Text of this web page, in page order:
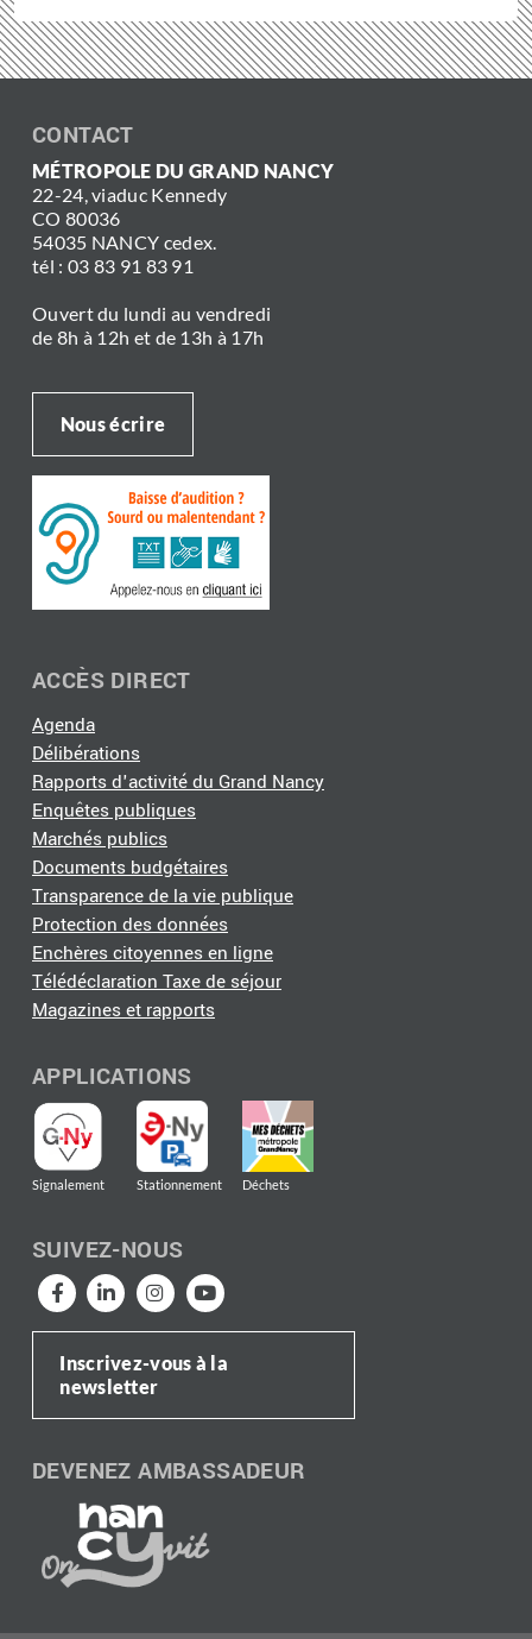
CONTACT
MÉTROPOLE DU GRAND NANCY
22-24, viaduc Kennedy
CO 80036
54035 NANCY cedex.
tél : 03 83 91 83 91
Ouvert du lundi au vendredi
de 8h à 12h et de 13h à 17h
Nous écrire
ACCÈS DIRECT
Agenda
Délibérations
Rapports d'activité du Grand Nancy
Enquêtes publiques
Marchés publics
Documents budgétaires
Transparence de la vie publique
Protection des données
Enchères citoyennes en ligne
Télédéclaration Taxe de séjour
Magazines et rapports
APPLICATIONS
Signalement Stationnement Déchets
SUIVEZ-NOUS
Inscrivez-vous à la
newsletter
DEVENEZ AMBASSADEUR